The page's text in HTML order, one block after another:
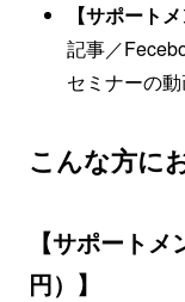
【サポート
記事／
セミナーの
こんな方に
【サポート
円）】